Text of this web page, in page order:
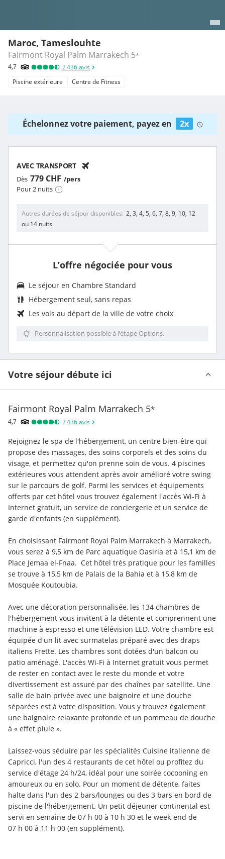
Maroc, Tameslouhte
Fairmont Royal Palm Marrakech 5*
4,7 2 436avis
Piscine extérieure
Centre de Fitness
Échelonnez votre paiement, payez en 2x
AVEC TRANSPORT
Dès 779 CHF /pers
Pour 2 nuits
Autres durées de séjour disponibles 2, 3, 4, 5, 6, 7, 8, 9, 10, 12
ou 14 nuits
L’offre négociée pour vous
Le séjour en Chambre Standard
Hébergement seul, sans repas
Les vols au départ de la ville de votre choix
Personnalisation possible à l’étape Options.
Votre séjour débute ici
Fairmont Royal Palm Marrakech 5*
4,7 2 436avis
Rejoignez le spa de l'hébergement, un centre bien-être qui
propose des massages, des soins corporels et des soins du
visage, et permettez qu'on prenne soin de vous. 4 piscines
extérieures vous attendent après avoir amélioré votre swing
sur le parcours de golf. Parmi les services et équipements
offerts par cet hôtel vous trouvez également l'accès Wi-Fi à
Internet gratuit, un service de conciergerie et un service de
garde d'enfants (en supplément).
En choisissant Fairmont Royal Palm Marrakech à Marrakech,
vous serez à 9,5 km de Parc aquatique Oasiria et à 15,1 km de
Place Jemaa el-Fnaa.  Cet hôtel très pratique pour les familles
se trouve à 15,5 km de Palais de la Bahia et à 15,8 km de
Mosquée Koutoubia.
Avec une décoration personnalisée, les 134 chambres de
l'hébergement vous invitent à la détente et comprennent une
machine à espresso et une télévision LED. Votre chambre est
équipée d'un lit avec surmatelas préparé avec des draps
italiens Frette. Les chambres sont dotées d'un balcon ou
patio aménagé. L'accès Wi-Fi à Internet gratuit vous permet
de rester en contact avec le reste du monde et votre
divertissement est assuré par des chaînes par satellite. Une
salle de bain privée avec une baignoire et une douche
séparées est à votre disposition. Vous y trouvez également
une baignoire relaxante profonde et un pommeau de douche
à « effet pluie ».
Laissez-vous séduire par les spécialités Cuisine italienne de
Capricci, l'un des 4 restaurants de cet hôtel ou profitez du
service d'étage 24 h/24, idéal pour une soirée cocooning en
amoureux ou en solo. Pour un moment de détente, faites
halte dans l'un des 2 bars/lounges ou des 3 bars en bord de
piscine de l'hébergement. Un petit déjeuner continental est
servi en semaine de 07 h 00 à 10 h 30 et le week-end de
07 h 00 à 11 h 00 (en supplément).